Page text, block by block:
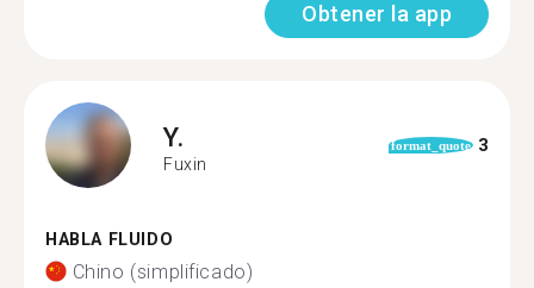
Obtener la app
Y.
Fuxin
format_quote 3
HABLA FLUIDO
Chino (simplificado)